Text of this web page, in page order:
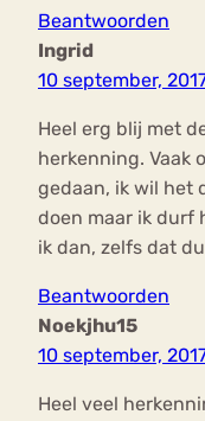
Beantwoorden
Ingrid
10 september,
Heel erg blij met
herkenning. Vaak
gedaan, ik wil het
doen maar ik durf
ik dan, zelfs dat
Beantwoorden
Noekjhu15
10 september,
Heel veel